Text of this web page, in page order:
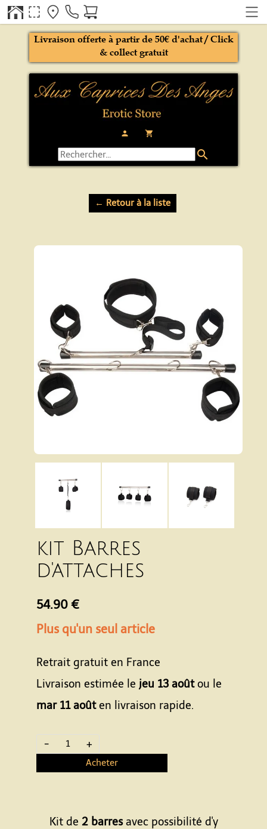
person local_grocery_store
Livraison offerte à partir de 50€ d'achat / Click
& collect gratuit
search
← Retour à la liste
kit Barres
d'attaches
54.90 €
Plus qu'un seul article
Retrait gratuit en France
Livraison estimée le jeu 13 aoûtou le
mar 11 aoûten livraison rapide.
- +
Acheter
Kit de 2 barresavec possibilité d'y